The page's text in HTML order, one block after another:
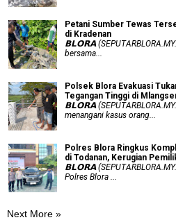
Petani Sumber Tewas
di Kradenan
𝗕𝗟𝗢𝗥𝗔
bersama...
Polsek Blora Evakuasi
Tegangan Tinggi di
𝗕𝗟𝗢𝗥𝗔
menangani kasus orang...
Polres Blora Ringkus
di Todanan, Kerugian
𝗕𝗟𝗢𝗥𝗔
Polres Blora ...
Next More »